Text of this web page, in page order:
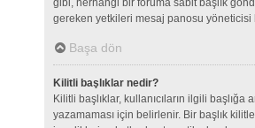
gibi, herhangi bir foruma sabit başlık
gereken yetkileri mesaj panosu yöneticisi
Başa dön
Kilitli başlıklar nedir?
Kilitli başlıklar, kullanıcıların ilgili başlığa
yazamaması için belirlenir. Bir başlık